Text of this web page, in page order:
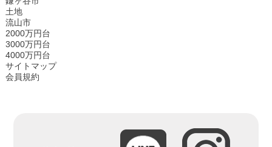
土地
流山市
2000万円台
3000万円台
4000万円台
サイトマップ
会員規約